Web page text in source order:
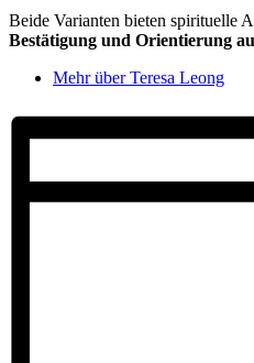
Beide Varianten bieten spirituelle
Bestätigung und Orientierung
Mehr über Teresa Leong